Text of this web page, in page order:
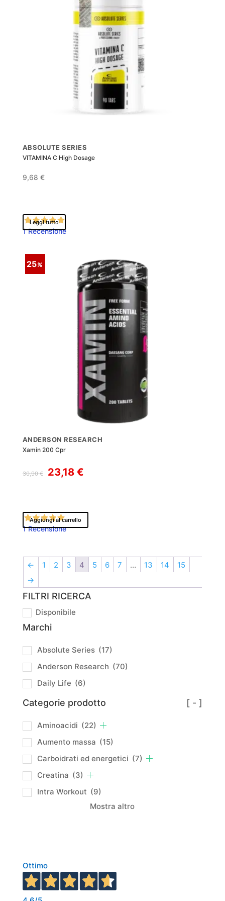
ABSOLUTE SERIES
VITAMINA C High Dosage
9,68 €
1 Recensione
Leggi tutto
25
ANDERSON RESEARCH
Xamin 200 Cpr
30,90€
Il
prezzo
30,90 €.
23,18 €Il
23,18 €.
1 Recensione
Aggiungi al carrello
← 1 2 3 4 5 6 7 … 13 14
15
→
FILTRI RICERCA
Disponibile
Marchi
Absolute Series (17)
Anderson Research (70)
Daily Life (6)
Categorie prodotto [ - ]
Aminoacidi (22)
Aumento massa (15)
Carboidrati ed energetici (7)
Creatina (3)
Intra Workout (9)
Mostra altro
Ottimo